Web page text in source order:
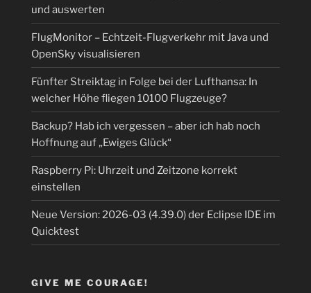
und auswerten
FlugMonitor – Echtzeit-Flugverkehr mit Java und
OpenSky visualisieren
Fünfter Streiktag in Folge bei der Lufthansa: In
welcher Höhe fliegen 10100 Flugzeuge?
Backup? Hab ich vergessen – aber ich hab noch
Hoffnung auf „Ewiges Glück“
Raspberry Pi: Uhrzeit und Zeitzone korrekt
einstellen
Neue Version: 2026-03 (4.39.0) der Eclipse IDE im
Quicktest
GIVE ME COURAGE!